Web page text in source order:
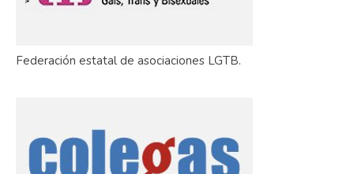
Federación estatal de asociaciones LGTB.